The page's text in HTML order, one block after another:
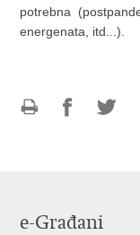
potrebna
energenata, itd...).
e-Građani